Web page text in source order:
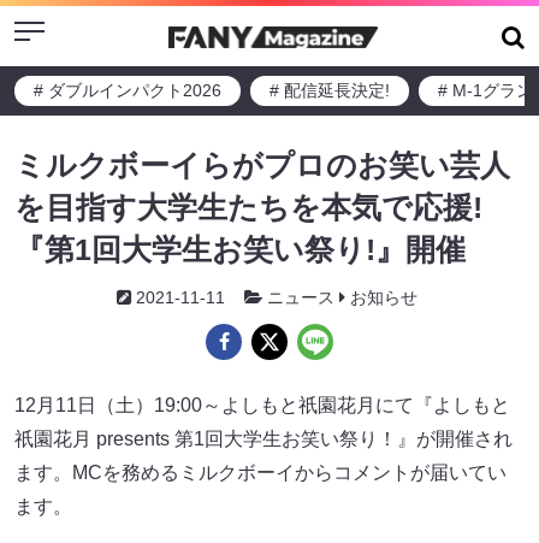
Menu
# ダブルインパクト2026 # 配信延長決定! # M-1グラン
ミルクボーイらがプロのお笑い芸人
を目指す大学生たちを本気で応援!
『第1回大学生お笑い祭り!』開催
2021-11-11 ニュース お知らせ
12月11日（土）19:00～よしもと祇園花月にて『よしもと
祇園花月 presents 第1回大学生お笑い祭り！』が開催され
ます。MCを務めるミルクボーイからコメントが届いてい
ます。